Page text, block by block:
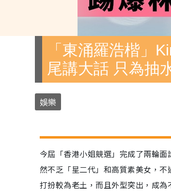
「東涌羅浩楷」
尾講大話 只為抽
娛樂
今屆「香港小姐競選」完成了兩輪
然不乏「星二代」和高質素美女，
打扮較為老土，而且外型突出，成